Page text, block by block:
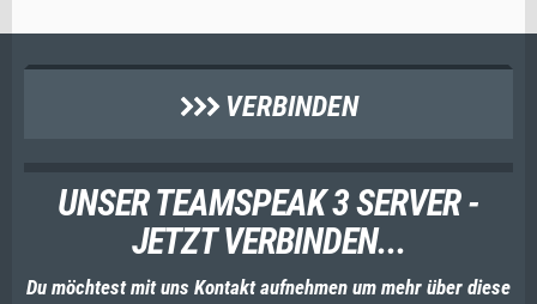
VERBINDEN
UNSER TEAMSPEAK 3 SERVER -
JETZT VERBINDEN...
Du möchtest mit uns Kontakt aufnehmen um mehr über diese